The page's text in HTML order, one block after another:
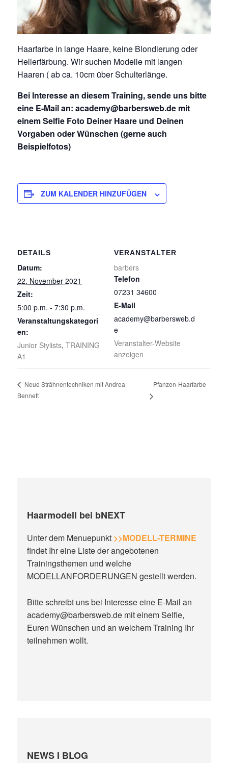
Haarfarbe in lange Haare, keine Blondierung oder
Hellerfärbung. Wir suchen Modelle mit langen
Haaren ( ab ca. 10cm über Schulterlänge.
Bei Interesse an diesem Training, sende uns bitte
eine E-Mail an: academy@barbersweb.de mit
einem Selfie Foto Deiner Haare und Deinen
Vorgaben oder Wünschen (gerne auch
Beispielfotos)
ZUM KALENDER HINZUFÜGEN
DETAILS
Datum:
22. November 2021
Zeit:
5:00 p.m. - 7:30 p.m.
Veranstaltungskategori
en:
Junior Stylists,TRAINING
A1
VERANSTALTER
barbers
Telefon
07231 34600
E-Mail
academy@barbersweb.d
e
Veranstalter-Website
anzeigen
Neue Strähnentechniken mit Andrea
Bennett
Pfanzen-Haarfarbe
Haarmodell bei bNEXT
Unter dem Menuepunkt >>MODELL-TERMINE
findet Ihr eine Liste der angebotenen
Trainingsthemen und welche
MODELLANFORDERUNGEN gestellt werden.
Bitte schreibt uns bei Interesse eine E-Mail an
academy@barbersweb.de mit einem Selfie,
Euren Wünschen und an welchem Training Ihr
teilnehmen wollt.
NEWS I BLOG